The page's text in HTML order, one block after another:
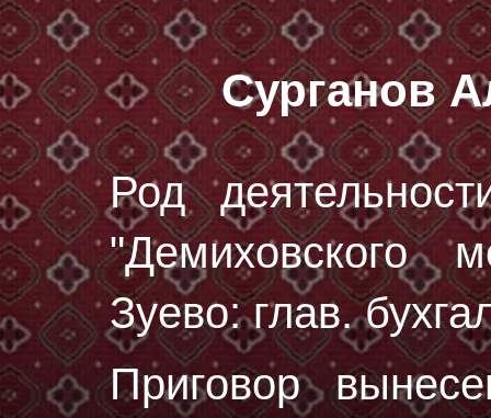
Сурганов
Род
"Демиховского
Зуево: глав.
Приговор